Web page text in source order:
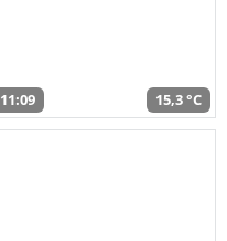
11:09 15,3 °C